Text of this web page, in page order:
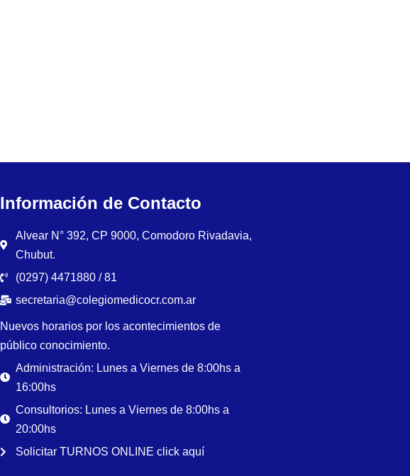
Información de Contacto
Alvear N° 392, CP 9000, Comodoro Rivadavia,
Chubut.
(0297) 4471880 / 81
secretaria@colegiomedicocr.com.ar
Nuevos horarios por los acontecimientos de
público conocimiento.
Administración: Lunes a Viernes de 8:00hs a
16:00hs
Consultorios: Lunes a Viernes de 8:00hs a
20:00hs
Solicitar TURNOS ONLINE click aquí